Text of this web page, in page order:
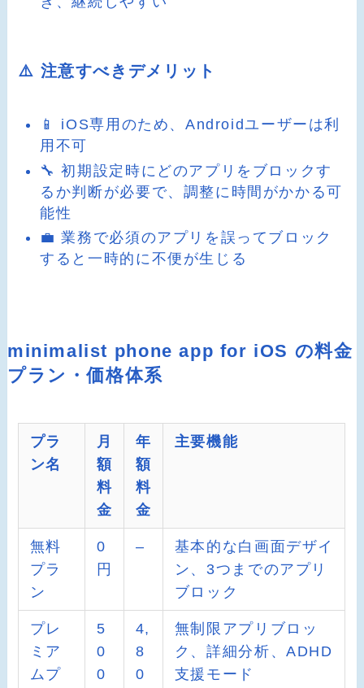
⚠️ 注意すべきデメリット
📱 iOS専用のため、Androidユーザーは利
用不可
🔧 初期設定時にどのアプリをブロックす
るか判断が必要で、調整に時間がかかる可
能性
💼 業務で必須のアプリを誤ってブロック
すると一時的に不便が生じる
minimalist phone app for iOS の料金
プラン・価格体系
プラ
ン名
月
額
料
金
年
額
料
金
主要機能
無料
プラ
ン
0
円
–
基本的な白画面デザイ
ン、3つまでのアプリ
ブロック
プレ
ミア
ムプ
5
0
0
4,
8
0
無制限アプリブロッ
ク、詳細分析、ADHD
支援モード